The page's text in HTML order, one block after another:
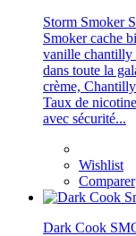
Storm Smoker
Smoker cache
vanille chantilly
dans toute la
crème,
Taux de
avec sécurité...
Wishlist
Comparer
Dark Cook